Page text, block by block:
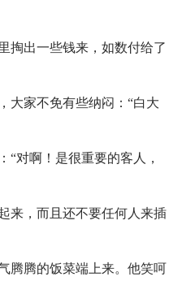
掏出一些钱来，如数付给了
大家不免有些纳闷：“白大
“对啊！是很重要的客人，
来，而且还不要任何人来插
腾腾的饭菜端上来。他笑呵